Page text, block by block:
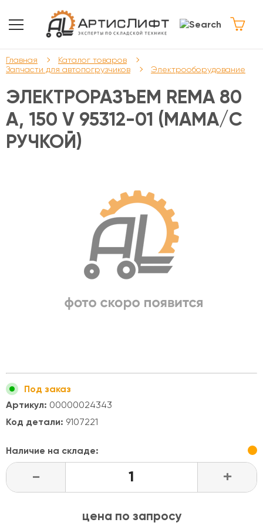
Главная
Каталог товаров
Запчасти для автопогрузчиков
Электрооборудование
ЭЛЕКТРОРАЗЪЕМ REMA 80
А, 150 V 95312-01 (МАМА/С
РУЧКОЙ)
Под заказ
Артикул: 00000024343
Код детали: 9107221
Наличие на складе:
- +
цена по запросу